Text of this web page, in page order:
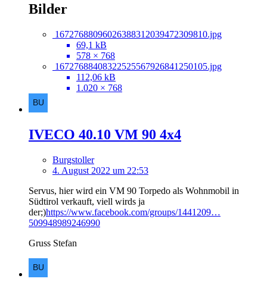
Bilder
16727688096026388312039472309810.jpg
69,1 kB
578 × 768
16727688408322525567926841250105.jpg
112,06 kB
1.020 × 768
IVECO 40.10 VM 90 4x4
Burgstoller
4. August 2022 um 22:53
Servus, hier wird ein VM 90 Torpedo als Wohnmobil in
Südtirol verkauft, viell wirds ja
der;)https://www.facebook.com/groups/1441209…
509948989246990
Gruss Stefan